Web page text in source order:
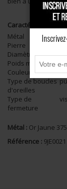
Caractéristiques
Métal
Pierre
Diamètre
Poids moyen
Couleur
Type de boucles
d'oreilles
Type de
fermeture
vis
Métal : Or Jaune 375
Référence : 9JE0021